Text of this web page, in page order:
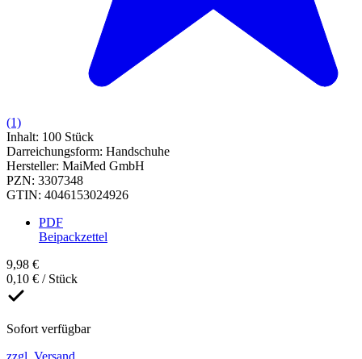
(1)
Inhalt: 100 Stück
Darreichungsform: Handschuhe
Hersteller: MaiMed GmbH
PZN: 3307348
GTIN: 4046153024926
PDF
Beipackzettel
9,98 €
0,10 € / Stück
Sofort verfügbar